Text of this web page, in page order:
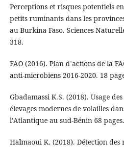
Perceptions et risques potentiels
petits ruminants dans les
au Burkina Faso. Sciences
318.
FAO (2016). Plan d’actions de la
anti-microbiens 2016-2020. 18
Gbadamassi K.S. (2018). Usage
élevages modernes de volailles
l’Atlantique au sud-Bénin 68 pages.
Halmaoui K. (2018). Détection des